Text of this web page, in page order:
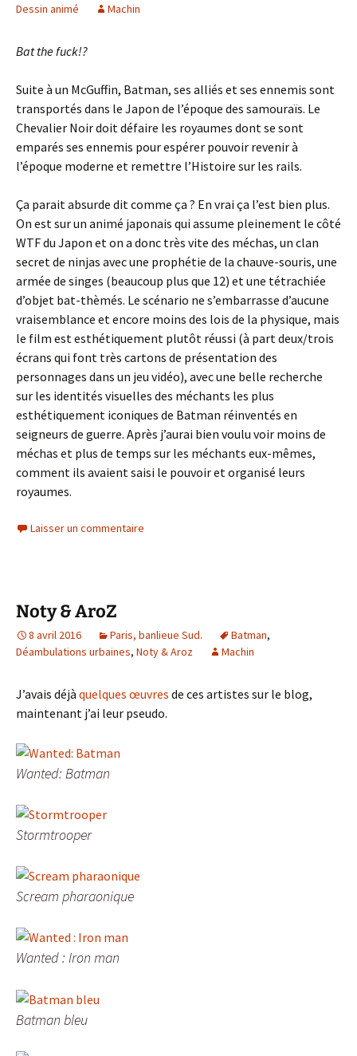
Dessin animé
Machin
Bat the fuck!?
Suite à un McGuffin, Batman, ses alliés et ses ennemis sont
transportés dans le Japon de l’époque des samouraïs. Le
Chevalier Noir doit défaire les royaumes dont se sont
emparés ses ennemis pour espérer pouvoir revenir à
l’époque moderne et remettre l’Histoire sur les rails.
Ça parait absurde dit comme ça ? En vrai ça l’est bien plus.
On est sur un animé japonais qui assume pleinement le côté
WTF du Japon et on a donc très vite des méchas, un clan
secret de ninjas avec une prophétie de la chauve-souris, une
armée de singes (beaucoup plus que 12) et une tétrachiée
d’objet bat-thèmés. Le scénario ne s’embarrasse d’aucune
vraisemblance et encore moins des lois de la physique, mais
le film est esthétiquement plutôt réussi (à part deux/trois
écrans qui font très cartons de présentation des
personnages dans un jeu vidéo), avec une belle recherche
sur les identités visuelles des méchants les plus
esthétiquement iconiques de Batman réinventés en
seigneurs de guerre. Après j’aurai bien voulu voir moins de
méchas et plus de temps sur les méchants eux-mêmes,
comment ils avaient saisi le pouvoir et organisé leurs
royaumes.
Laisser un commentaire
Noty & AroZ
8 avril 2016 Paris, banlieue Sud. Batman,
Déambulations urbaines, Noty & Aroz Machin
J’avais déjà quelques œuvres de ces artistes sur le blog,
maintenant j’ai leur pseudo.
Wanted: Batman
Stormtrooper
Scream pharaonique
Wanted : Iron man
Batman bleu